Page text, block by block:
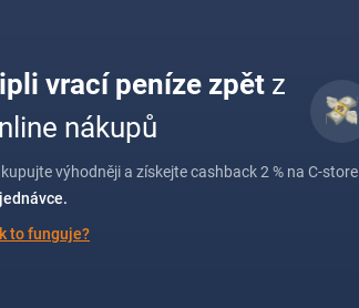
vrací peníze zpět z
nákupů
výhodněji a získejte cashback 2 % na C-
to funguje?